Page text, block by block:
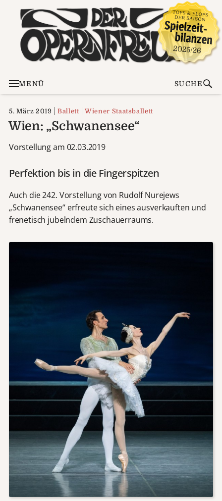
MENÜ SUCHE
5. März 2019 Ballett Wiener Staatsballett
Wien: „Schwanensee“
Vorstellung am 02.03.2019
Perfektion bis in die Fingerspitzen
Auch die 242. Vorstellung von Rudolf Nurejews
„Schwanensee“ erfreute sich eines ausverkauften und
frenetisch jubelndem Zuschauerraums.